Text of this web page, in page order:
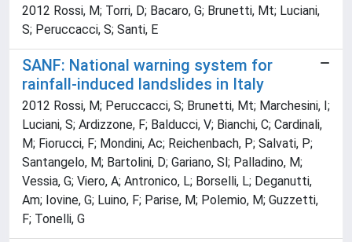
2012 Rossi, M; Torri, D; Bacaro, G; Brunetti, Mt; Luciani,
S; Peruccacci, S; Santi, E
SANF: National warning system for
rainfall-induced landslides in Italy
2012 Rossi, M; Peruccacci, S; Brunetti, Mt; Marchesini, I;
Luciani, S; Ardizzone, F; Balducci, V; Bianchi, C; Cardinali,
M; Fiorucci, F; Mondini, Ac; Reichenbach, P; Salvati, P;
Santangelo, M; Bartolini, D; Gariano, Sl; Palladino, M;
Vessia, G; Viero, A; Antronico, L; Borselli, L; Deganutti,
Am; Iovine, G; Luino, F; Parise, M; Polemio, M; Guzzetti,
F; Tonelli, G